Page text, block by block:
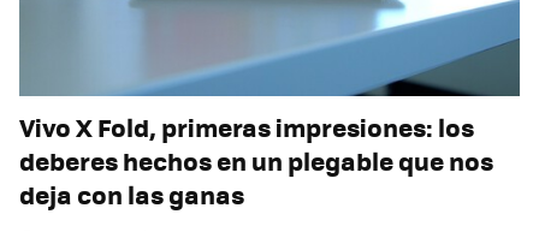
Vivo X Fold, primeras impresiones: los
deberes hechos en un plegable que nos
deja con las ganas